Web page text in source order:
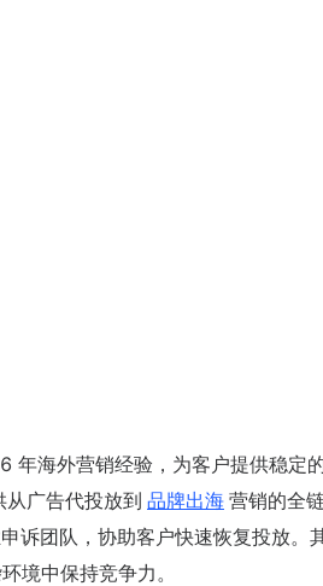
海外营销经验，为客户提供稳定
广告代投放到 品牌出海 营销的全
诉团队，协助客户快速恢复投放。
境中保持竞争力。